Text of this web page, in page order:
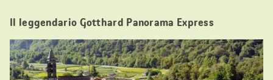
Il leggendario Gotthard Panorama Express